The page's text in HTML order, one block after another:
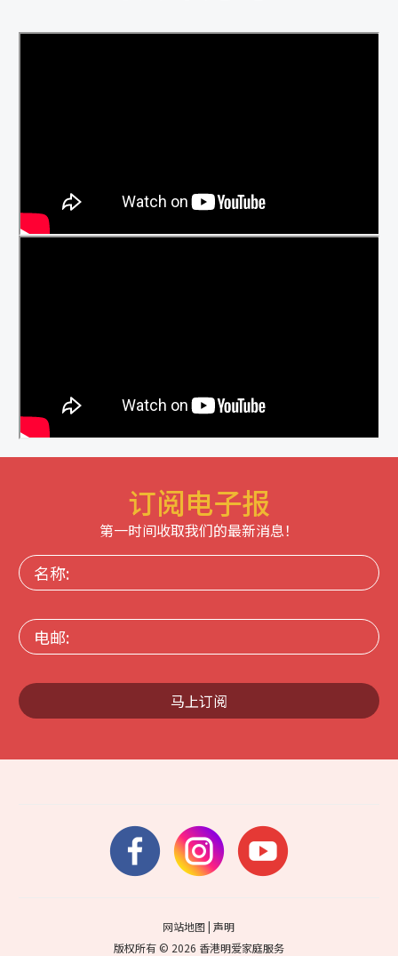
订阅电子报
第一时间收取我们的最新消息！
名
称:
电
邮:
马上订阅
网站地图 |声明
版权所有 © 2026 香港明爱家庭服务